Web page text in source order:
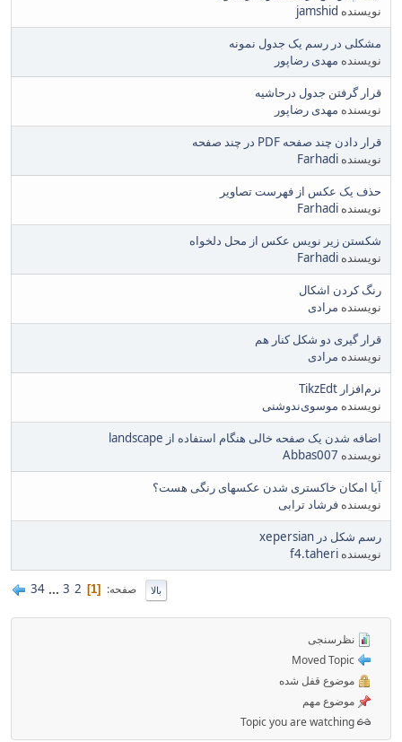
نویسنده jamshid
مشکلی در رسم یک جدول نمونه
نویسنده مهدی رضاپور
قرار گرفتن جدول درحاشیه
نویسنده مهدی رضاپور
قرار دادن چند صفحه PDF در چند صفحه
نویسنده Farhadi
حذف یک عکس از فهرست تصاویر
نویسنده Farhadi
شکستن زیر نویس عکس از محل دلخواه
نویسنده Farhadi
رنگ کردن اشکال
نویسنده مرادی
قرار گیری دو شکل کنار هم
نویسنده مرادی
نرم‌افزار TikzEdt
نویسنده موسوی‌ندوشنی
اضافه شدن یک صفحه خالی هنگام استفاده از landscape
نویسنده Abbas007
آیا امکان خاکستری شدن عکسهای رنگی هست؟
نویسنده فرشاد ترابی
رسم شکل در xepersian
نویسنده f4.taheri
بالا صفحه 1
2
3
...
34
نظرسنجی
موضوع قفل شده
موضوع مهم